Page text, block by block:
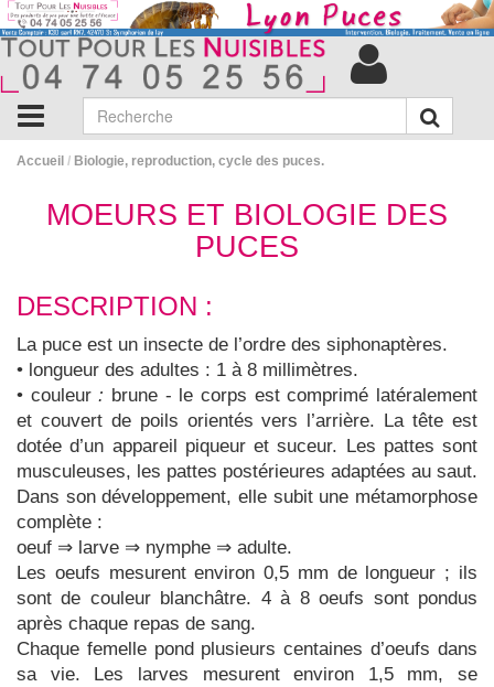
Accueil / Biologie, reproduction, cycle des puces.
MOEURS ET BIOLOGIE DES
PUCES
DESCRIPTION :
La puce est un insecte de l’ordre des siphonaptères.
• longueur des adultes : 1 à 8 millimètres.
• couleur : brune - le corps est comprimé latéralement
et couvert de poils orientés vers l’arrière. La tête est
dotée d’un appareil piqueur et suceur. Les pattes sont
musculeuses, les pattes postérieures adaptées au saut.
Dans son développement, elle subit une métamorphose
complète :
oeuf ⇒ larve ⇒ nymphe ⇒ adulte.
Les oeufs mesurent environ 0,5 mm de longueur ; ils
sont de couleur blanchâtre. 4 à 8 oeufs sont pondus
après chaque repas de sang.
Chaque femelle pond plusieurs centaines d’oeufs dans
sa vie. Les larves mesurent environ 1,5 mm, se